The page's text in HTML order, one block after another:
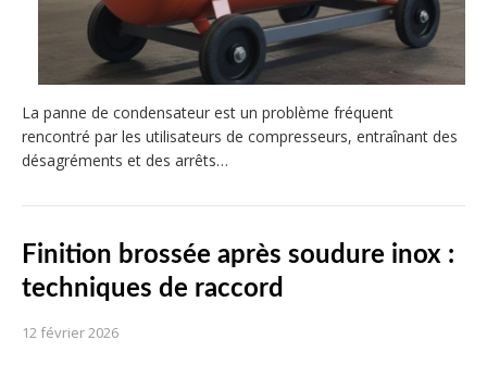
La panne de condensateur est un problème fréquent
rencontré par les utilisateurs de compresseurs, entraînant des
désagréments et des arrêts…
Finition brossée après soudure inox :
techniques de raccord
12 février 2026